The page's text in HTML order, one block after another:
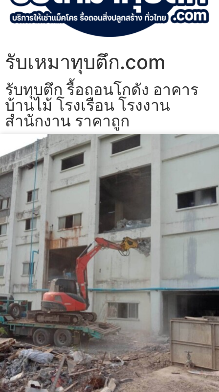
รับเหมาทุบตึก.com
รับทุบตึก รื้อถอนโกดัง อาคาร
บ้านไม้ โรงเรือน โรงงาน
สำนักงาน ราคาถูก